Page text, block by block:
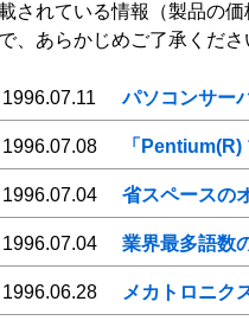
されている情報（製品の
、あらかじめご了承くださ
1996.07.11 パソコンサー
1996.07.08 「
1996.07.04 省スペースの
1996.07.04 業界最多語数
1996.06.28 メカトロニク